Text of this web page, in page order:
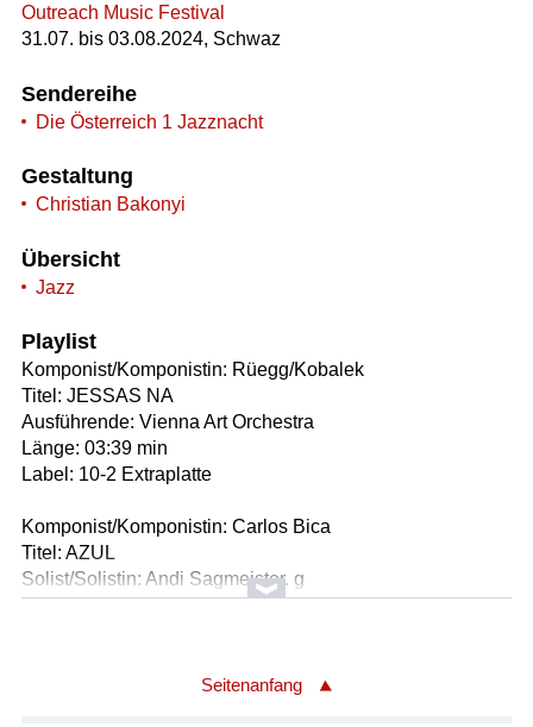
Outreach Music Festival
31.07. bis 03.08.2024, Schwaz
Sendereihe
Die Österreich 1 Jazznacht
Gestaltung
Christian Bakonyi
Übersicht
Jazz
Playlist
Komponist/Komponistin: Rüegg/Kobalek
Titel: JESSAS NA
Ausführende: Vienna Art Orchestra
Länge: 03:39 min
Label: 10-2 Extraplatte
Komponist/Komponistin: Carlos Bica
Titel: AZUL
Solist/Solistin: Andi Sagmeister. g
Solist/Solistin: Robert Bauchinger, b
Seitenanfang